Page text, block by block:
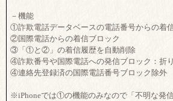
－機能
①詐欺電話データベースの電話番号からの着
②国際電話からの着信ブロック
③「①と②」の着信履歴を自動削除
④詐欺番号や国際電話への発信ブロック：折
④連絡先登録済の国際電話番号ブロック除外
※iPhoneでは①の機能のみなので「不明な発